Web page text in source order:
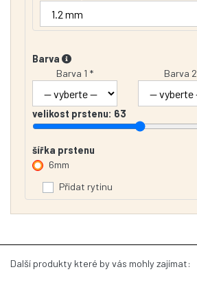
Barva
Barva 1 *
Barva 2
velikost prstenu: 63
šířka prstenu
6mm
Přidat rytinu
Další produkty které by vás mohly zajímat: